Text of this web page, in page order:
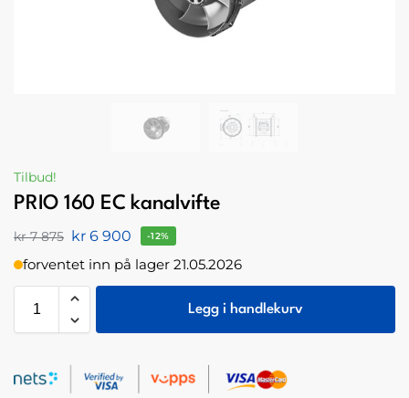
Tilbud!
PRIO 160 EC kanalvifte
kr7 875 kr 6 900 -12%
forventet inn på lager 21.05.2026
Legg i handlekurv